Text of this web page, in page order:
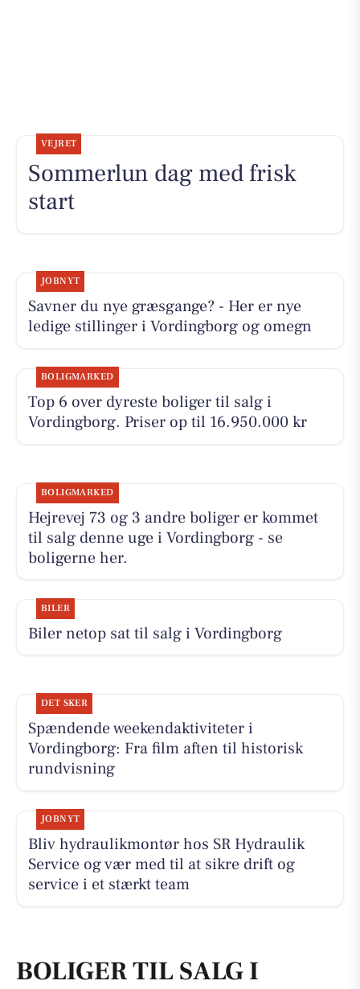
VEJRET
Sommerlun dag med frisk
start
JOBNYT
Savner du nye græsgange? - Her er nye
ledige stillinger i Vordingborg og omegn
BOLIGMARKED
Top 6 over dyreste boliger til salg i
Vordingborg. Priser op til 16.950.000 kr
BOLIGMARKED
Hejrevej 73 og 3 andre boliger er kommet
til salg denne uge i Vordingborg - se
boligerne her.
BILER
Biler netop sat til salg i Vordingborg
DET SKER
Spændende weekendaktiviteter i
Vordingborg: Fra film aften til historisk
rundvisning
JOBNYT
Bliv hydraulikmontør hos SR Hydraulik
Service og vær med til at sikre drift og
service i et stærkt team
BOLIGER TIL SALG I